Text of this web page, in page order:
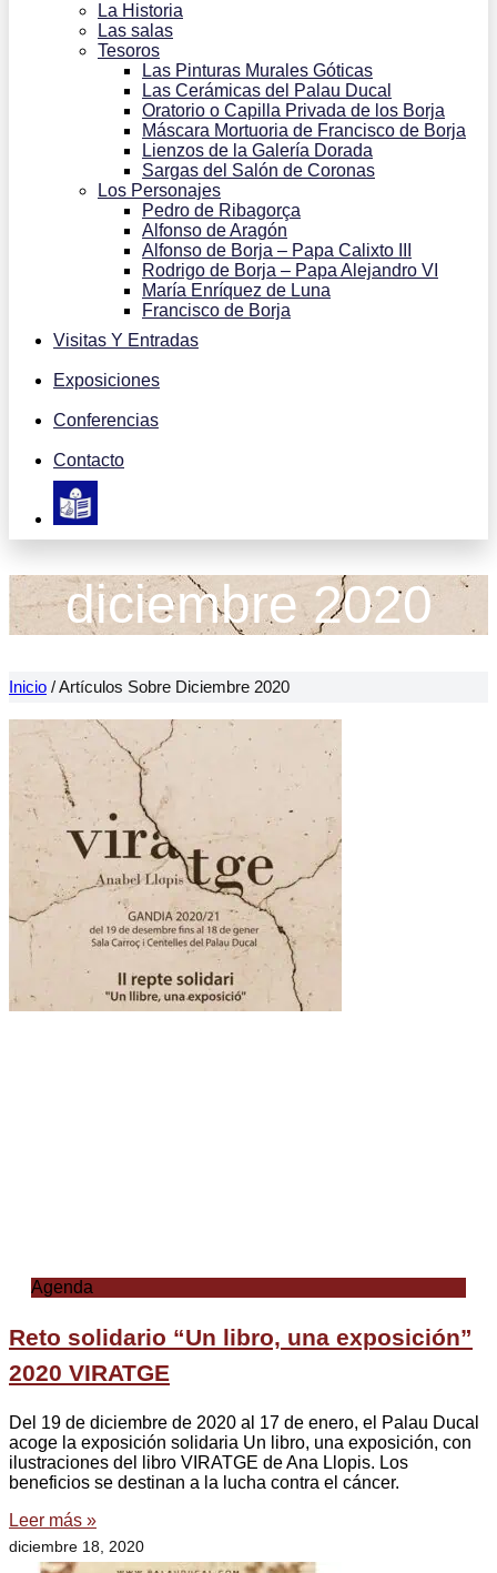
La Historia
Las salas
Tesoros
Las Pinturas Murales Góticas
Las Cerámicas del Palau Ducal
Oratorio o Capilla Privada de los Borja
Máscara Mortuoria de Francisco de Borja
Lienzos de la Galería Dorada
Sargas del Salón de Coronas
Los Personajes
Pedro de Ribagorça
Alfonso de Aragón
Alfonso de Borja – Papa Calixto III
Rodrigo de Borja – Papa Alejandro VI
María Enríquez de Luna
Francisco de Borja
Visitas Y Entradas
Exposiciones
Conferencias
Contacto
diciembre 2020
Inicio /Artículos Sobre Diciembre 2020
Agenda
Reto solidario “Un libro, una exposición”
2020 VIRATGE
Del 19 de diciembre de 2020 al 17 de enero, el Palau Ducal
acoge la exposición solidaria Un libro, una exposición, con
ilustraciones del libro VIRATGE de Ana Llopis. Los
beneficios se destinan a la lucha contra el cáncer.
Leer más »
diciembre 18, 2020